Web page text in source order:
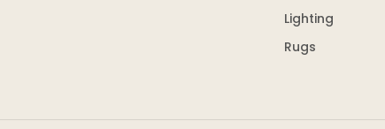
Lighting
Rugs